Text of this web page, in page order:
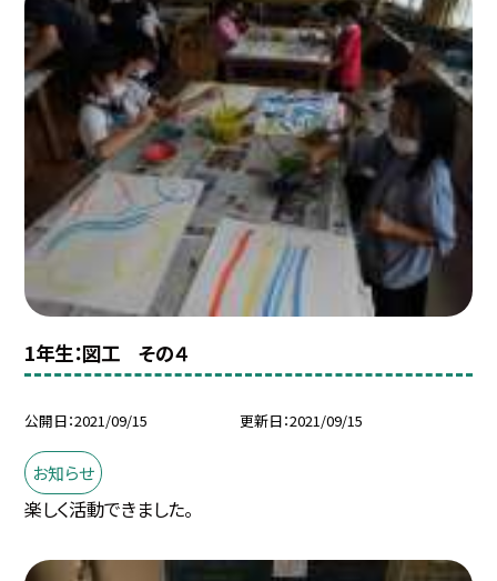
1年生：図工 その４
公開日 2021/09/15 更新日 2021/09/15
お知らせ
楽しく活動できました。